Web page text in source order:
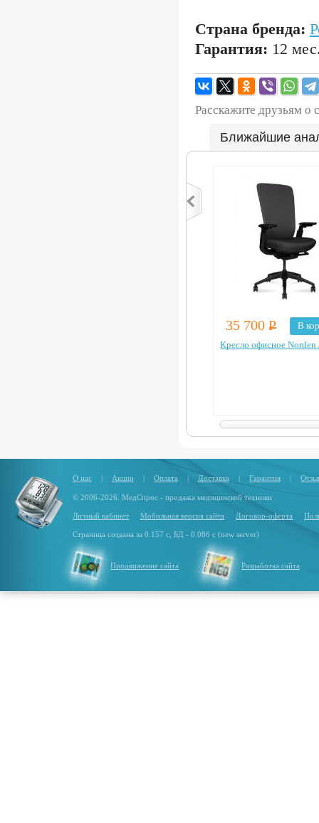
Страна бренда:
Гарантия: 12
Расскажите друзьям о
Ближайшие
35 700Р
В
Кресло офисное Norden
О нас | Акции | Оплата | Доставка | Гарантия |
© 2006-2026. МедСпрос - продажа медицинской техники
Личный кабинет Мобильная версия сайта Договор-оферта
Страница создана за 0.157 с, БД - 0.086 с (new server)
Продвижение сайта Разработка сайта